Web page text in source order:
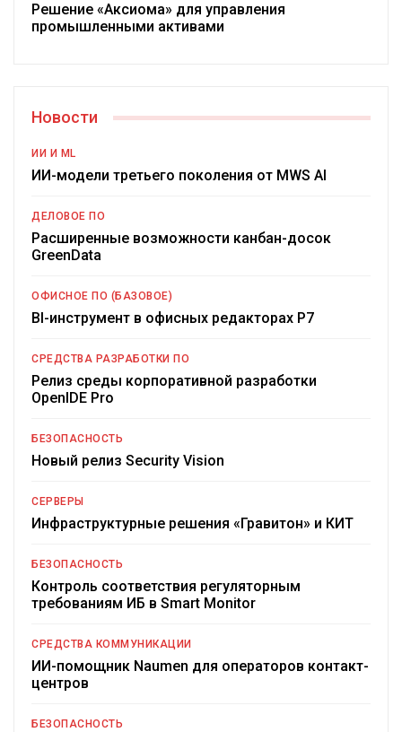
Решение «Аксиома» для управления
промышленными активами
Новости
ИИ И ML
ИИ-модели третьего поколения от MWS AI
ДЕЛОВОЕ ПО
Расширенные возможности канбан-досок
GreenData
ОФИСНОЕ ПО (БАЗОВОЕ)
BI-инструмент в офисных редакторах Р7
СРЕДСТВА РАЗРАБОТКИ ПО
Релиз среды корпоративной разработки
OpenIDE Pro
БЕЗОПАСНОСТЬ
Новый релиз Security Vision
СЕРВЕРЫ
Инфраструктурные решения «Гравитон» и КИТ
БЕЗОПАСНОСТЬ
Контроль соответствия регуляторным
требованиям ИБ в Smart Monitor
СРЕДСТВА КОММУНИКАЦИИ
ИИ-помощник Naumen для операторов контакт-
центров
БЕЗОПАСНОСТЬ